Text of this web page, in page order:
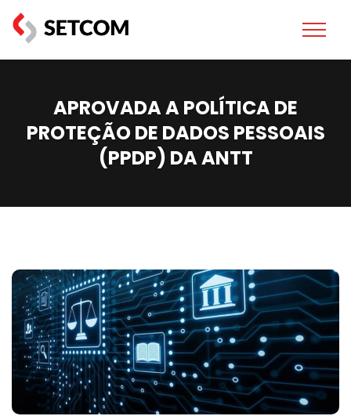
APROVADA A POLÍTICA DE
PROTEÇÃO DE DADOS PESSOAIS
(PPDP) DA ANTT